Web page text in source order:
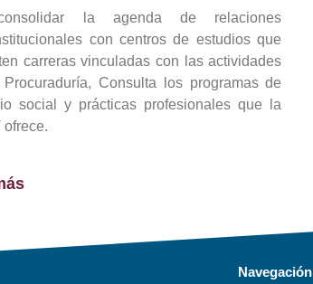
la agenda de relaciones
con centros de estudios que
carreras vinculadas con las actividades
Consulta los programas de
social y prácticas profesionales que la
ofrece.
Navegación